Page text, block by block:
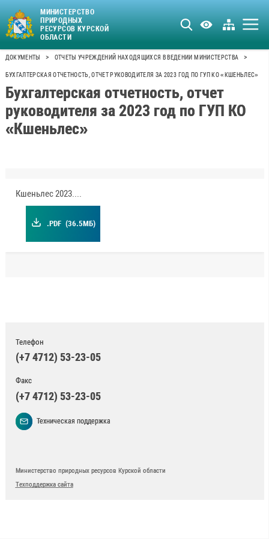
МИНИСТЕРСТВО
ПРИРОДНЫХ
РЕСУРСОВ КУРСКОЙ
ОБЛАСТИ
ДОКУМЕНТЫ > ОТЧЕТЫ УЧРЕЖДЕНИЙ НАХОДЯЩИХСЯ В ВЕДЕНИИ МИНИСТЕРСТВА >
БУХГАЛТЕРСКАЯ ОТЧЕТНОСТЬ, ОТЧЕТ РУКОВОДИТЕЛЯ ЗА 2023 ГОД ПО ГУП КО «КШЕНЬЛЕС»
Бухгалтерская отчетность, отчет
руководителя за 2023 год по ГУП КО
«Кшеньлес»
Кшеньлес 2023.pdf
.PDF (36.5МБ)
Телефон
(+7 4712) 53-23-05
Факс
(+7 4712) 53-23-05
Техническая поддержка
Министерство природных ресурсов Курской области
Техподдержка сайта